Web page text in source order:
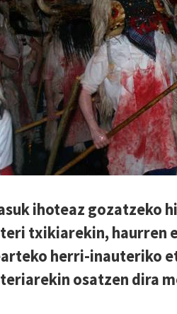
ihoteaz gozatzeko
txikiarekin, haurren
herri-inauteriko
osatzen dira